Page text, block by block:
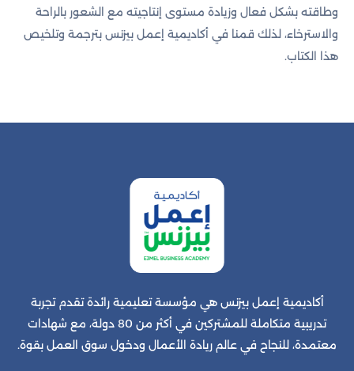
وطاقته بشكل فعال وزيادة مستوى إنتاجيته مع الشعور بالراحة
والاسترخاء، لذلك قمنا في أكاديمية إعمل بيزنس بترجمة وتلخيص
هذا الكتاب.
أكاديمية إعمل بيزنس هي مؤسسة تعليمية رائدة تقدم تجربة
تدريبية متكاملة للمشتركين في أكثر من 80 دولة، مع شهادات
معتمدة، للنجاح في عالم ريادة الأعمال ودخول سوق العمل بقوة.